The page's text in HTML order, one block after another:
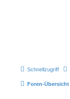
Schnellzugriff
Foren-Übersicht